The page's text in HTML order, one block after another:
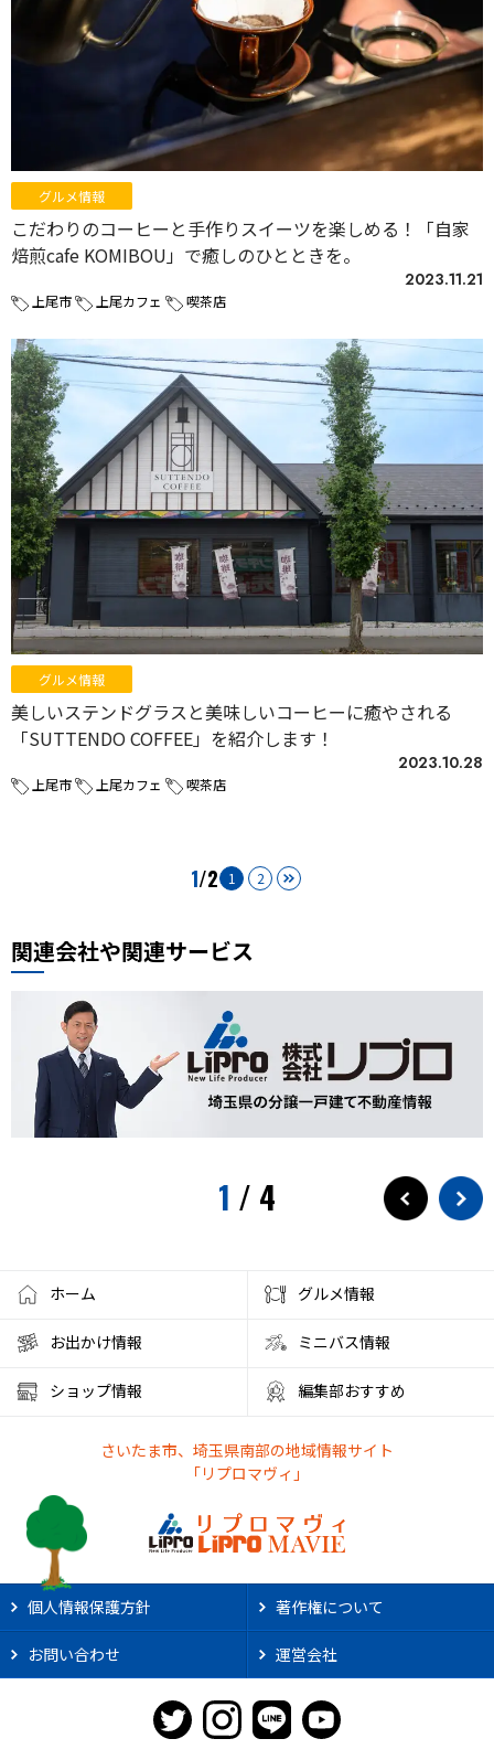
グルメ情報
こだわりのコーヒーと手作りスイーツを楽しめる！「自家
焙煎cafe KOMIBOU」で癒しのひとときを。
2023.11.21
上尾市 上尾カフェ 喫茶店
グルメ情報
美しいステンドグラスと美味しいコーヒーに癒やされる
「SUTTENDO COFFEE」を紹介します！
2023.10.28
上尾市 上尾カフェ 喫茶店
1/2 1 2
関連会社や関連サービス
1 / 4
ホーム グルメ情報
お出かけ情報 ミニバス情報
ショップ情報 編集部おすすめ
さいたま市、埼玉県南部の地域情報サイト
「リプロマヴィ」
個人情報保護方針 著作権について
お問い合わせ 運営会社